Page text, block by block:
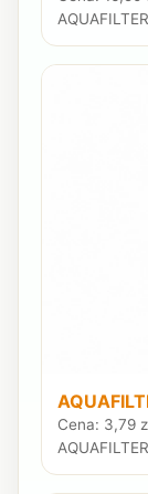
Cena: 3,79